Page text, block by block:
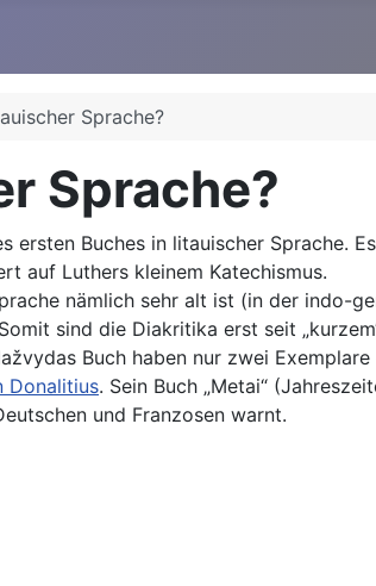
Sprache?
Sprache?
Buches in litauischer Sprache.
auf Luthers kleinem Katechismus.
nämlich sehr alt ist (in der indo-
sind die Diakritika erst seit
Buch haben nur zwei
Donalitius. Sein Buch „Metai“
und Franzosen warnt.